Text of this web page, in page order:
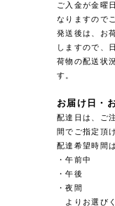
ご入金が金曜
なりますので
発送後は、お
しますので、
荷物の配送状
す。
お届け日・
配達日は、ご
間でご指定頂
配達希望時間
・午前中
・午後
・夜間
よりお選び